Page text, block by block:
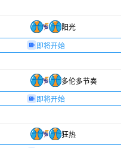
阳光
即将开始
多伦多节奏
即将开始
狂热